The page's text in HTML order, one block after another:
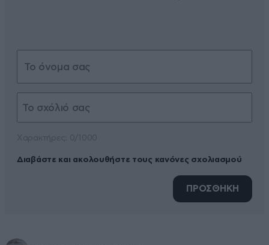
Διαβάστε και ακολουθήστε τους κανόνες σχολιασμού
ΠΡΟΣΘΗΚΗ